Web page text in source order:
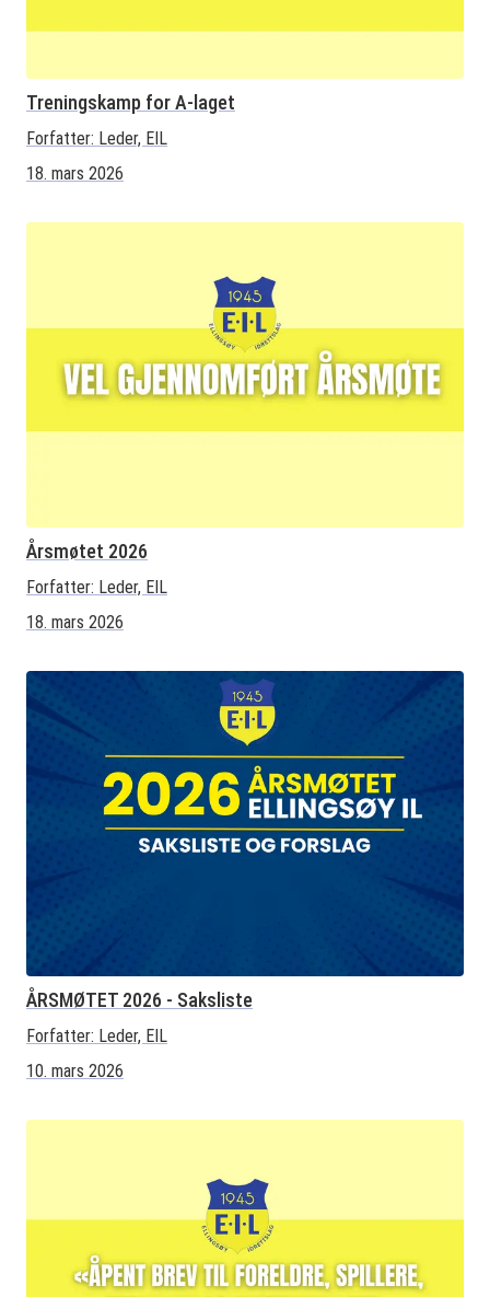
Treningskamp for A-laget
Forfatter: Leder, EIL
18. mars 2026
Årsmøtet 2026
Forfatter: Leder, EIL
18. mars 2026
ÅRSMØTET 2026 - Saksliste
Forfatter: Leder, EIL
10. mars 2026